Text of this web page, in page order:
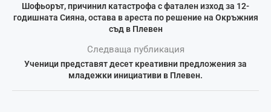
Шофьорът, причинил катастрофа с фатален изход за 12-
годишната Сияна, остава в ареста по решение на Окръжния
съд в Плевен
Следваща публикация
Ученици представят десет креативни предложения за
младежки инициативи в Плевен.